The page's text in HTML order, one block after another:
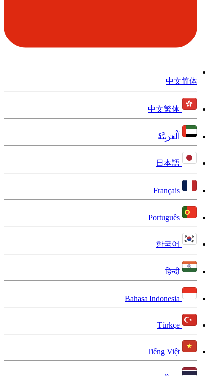
中文简体
中文繁体
اَلْعَرَبِيَّةُ
日本語
Français
Português
한국어
हिन्दी
Bahasa Indonesia
Türkçe
Tiếng Việt